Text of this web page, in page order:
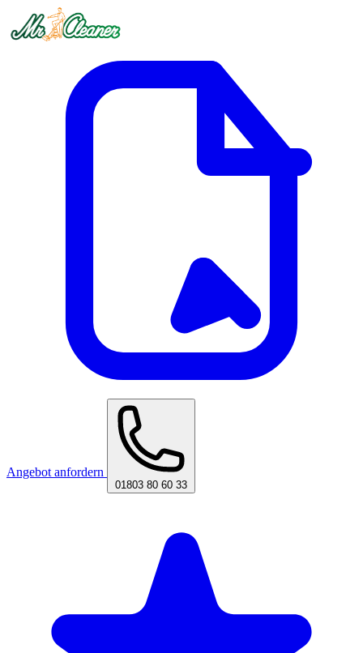
Angebot anfordern
01803 80 60 33